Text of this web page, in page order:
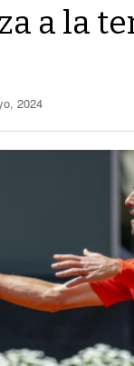
a la
2024